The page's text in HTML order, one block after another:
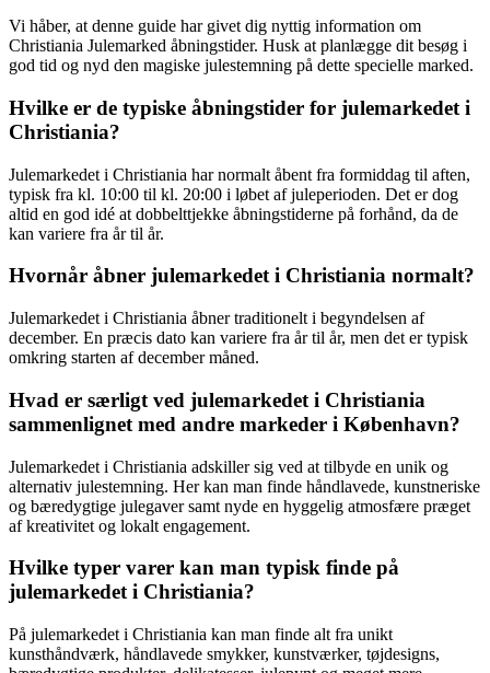
Vi håber, at denne guide har givet dig nyttig information om
Christiania Julemarked åbningstider. Husk at planlægge dit besøg i
god tid og nyd den magiske julestemning på dette specielle marked.
Hvilke er de typiske åbningstider for julemarkedet i
Christiania?
Julemarkedet i Christiania har normalt åbent fra formiddag til aften,
typisk fra kl. 10:00 til kl. 20:00 i løbet af juleperioden. Det er dog
altid en god idé at dobbelttjekke åbningstiderne på forhånd, da de
kan variere fra år til år.
Hvornår åbner julemarkedet i Christiania normalt?
Julemarkedet i Christiania åbner traditionelt i begyndelsen af
december. En præcis dato kan variere fra år til år, men det er typisk
omkring starten af december måned.
Hvad er særligt ved julemarkedet i Christiania
sammenlignet med andre markeder i København?
Julemarkedet i Christiania adskiller sig ved at tilbyde en unik og
alternativ julestemning. Her kan man finde håndlavede, kunstneriske
og bæredygtige julegaver samt nyde en hyggelig atmosfære præget
af kreativitet og lokalt engagement.
Hvilke typer varer kan man typisk finde på
julemarkedet i Christiania?
På julemarkedet i Christiania kan man finde alt fra unikt
kunsthåndværk, håndlavede smykker, kunstværker, tøjdesigns,